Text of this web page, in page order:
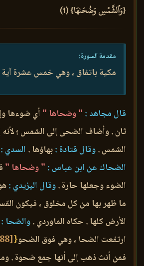
{وَٱلشَّمۡسِ وَضُحَىٰهَا} (1)
مقدمة السورة:
مكية باتفاق ، وهي خمس عشرة
قال مجاهد : " وضحاها " أي ضوءها
ثان . وأضاف الضحى إلى الشمس ؛ لأنه
الشمس .وقال قتادة :بهاؤها . السدي :
الضحاك عن ابن عباس : " وضحاها "
الضوء وجعلها حارة .وقال اليزيدي :
ما ظهر بها من كل مخلوق ، فيكون
الأرض كلها . حكاه الماوردي .والضحا :
ارتفعت الضحا ، وهي فوق الضحو{
[16088]
فمن أنث ذهب إلى أنها جمع ضحوة .